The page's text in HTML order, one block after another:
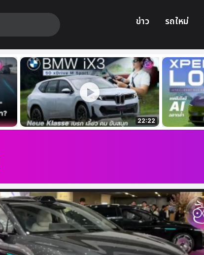
ข่าว รถใหม่
22:22